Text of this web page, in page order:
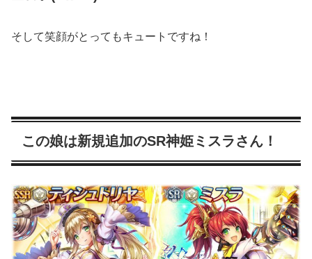
そして笑顔がとってもキュートですね！
この娘は新規追加のSR神姫ミスラさん！